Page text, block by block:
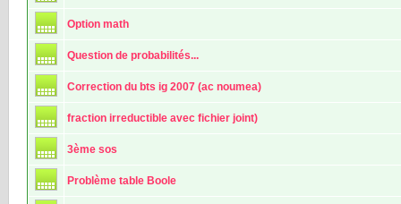
Option math
Question de probabilités...
Correction du bts ig 2007 (ac noumea)
fraction irreductible avec fichier joint)
3ème sos
Problème table Boole